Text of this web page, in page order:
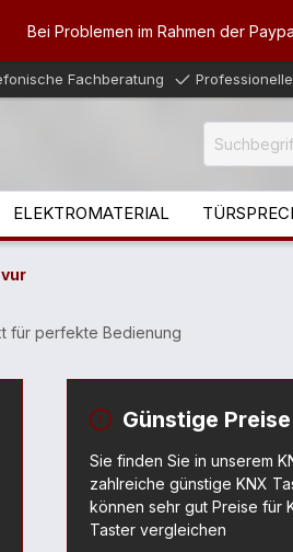
Bei Problemen im Rahmen der
Fachberatung
ELEKTROMATERIAL
für perfekte Bedienung
Günstige Preise
Sie finden Sie in unserem
zahlreiche günstige KNX
können sehr gut Preise für
Taster vergleichen